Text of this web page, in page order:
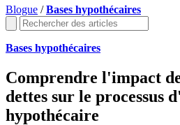
Blogue /Bases hypothécaires
Bases hypothécaires
Comprendre l'impact
dettes sur le processus
hypothécaire